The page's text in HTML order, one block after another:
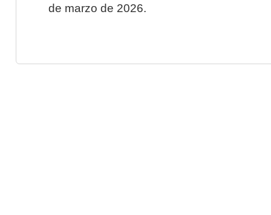
de marzo de 2026.